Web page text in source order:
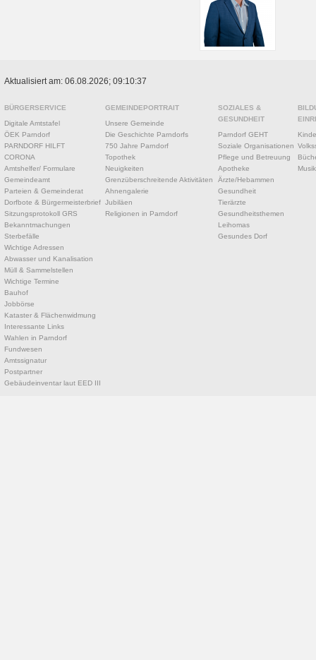
Aktualisiert am: 06.08.2026; 09:10:37
BÜRGERSERVICE
Digitale Amtstafel
ÖEK Parndorf
PARNDORF HILFT
CORONA
Amtshelfer/ Formulare
Gemeindeamt
Parteien & Gemeinderat
Dorfbote & Bürgermeisterbrief
Sitzungsprotokoll GRS
Bekanntmachungen
Sterbefälle
Wichtige Adressen
Abwasser und Kanalisation
Müll & Sammelstellen
Wichtige Termine
Bauhof
Jobbörse
Kataster & Flächenwidmung
Interessante Links
Wahlen in Parndorf
Fundwesen
Amtssignatur
Postpartner
Gebäudeinventar laut EED III
GEMEINDEPORTRAIT
Unsere Gemeinde
Die Geschichte Parndorfs
750 Jahre Parndorf
Topothek
Neuigkeiten
Grenzüberschreitende Aktivitäten
Ahnengalerie
Jubiläen
Religionen in Parndorf
SOZIALES &
GESUNDHEIT
Parndorf GEHT
Soziale Organisationen
Pflege und Betreuung
Apotheke
Ärzte/Hebammen
Gesundheit
Tierärzte
Gesundheitsthemen
Leihomas
Gesundes Dorf